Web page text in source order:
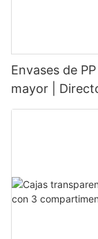
Envases de
mayor |